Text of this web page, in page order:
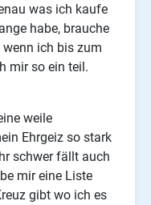
was ich kaufe
habe, brauche
ich bis zum
mir so ein teil.
weile
Ehrgeiz so stark
schwer fällt auch
mir eine Liste
gibt wo ich es